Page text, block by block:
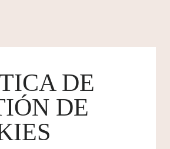
DE
DE